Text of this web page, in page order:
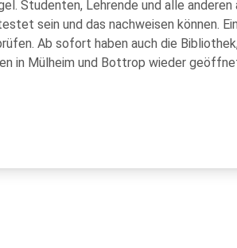
Studenten, Lehrende und alle anderen
sein und das nachweisen können.
Ab sofort haben auch die
in Mülheim und Bottrop wieder